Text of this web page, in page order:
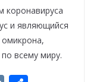
коронавируса
и являющийся
всему миру.